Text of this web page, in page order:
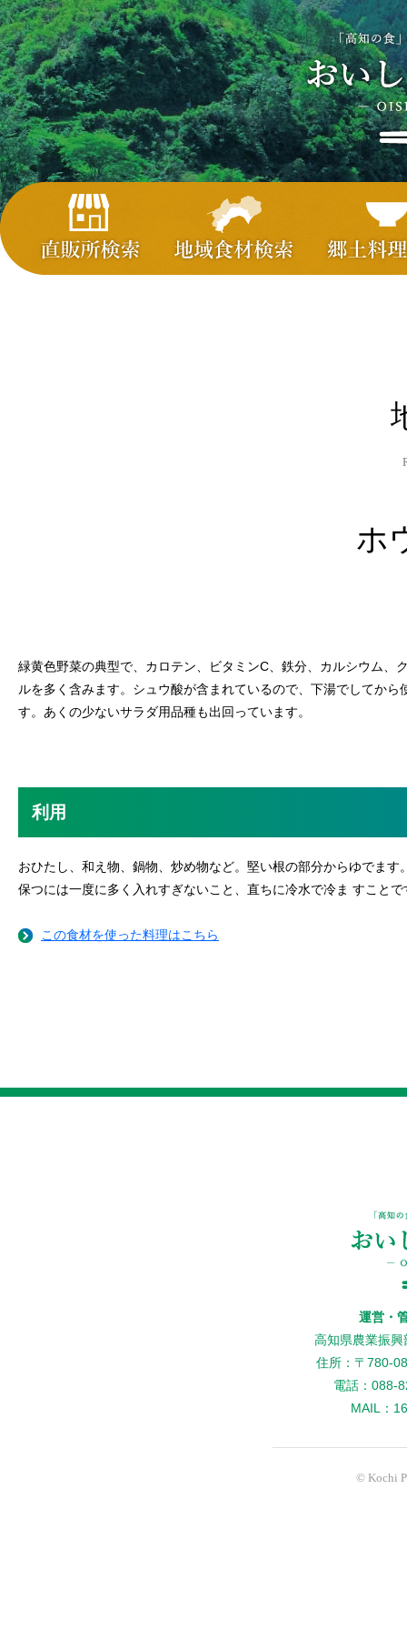
ホ
緑黄色野菜の典型で、カロテン、ビタミンC、鉄分、カルシウム、
ルを多く含みます。シュウ酸が含まれているので、下湯でしてから
す。あくの少ないサラダ用品種も出回っています。
利用
おひたし、和え物、鍋物、炒め物など。堅い根の部分からゆでます
保つには一度に多く入れすぎないこと、直ちに冷水で冷ま すことで
この食材を使った料理はこちら
運営・
高知県農業振
住所：〒780-
電話：088-
MAIL：
© Kochi